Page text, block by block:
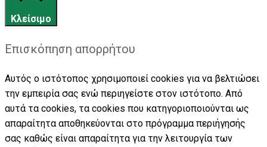
Κλείσιμο
Επισκόπηση απορρήτου
Αυτός ο ιστότοπος χρησιμοποιεί cookies για να βελτιώσει
την εμπειρία σας ενώ περιηγείστε στον ιστότοπο. Από
αυτά τα cookies, τα cookies που κατηγοριοποιούνται ως
απαραίτητα αποθηκεύονται στο πρόγραμμα περιήγησής
σας καθώς είναι απαραίτητα για την λειτουργία των